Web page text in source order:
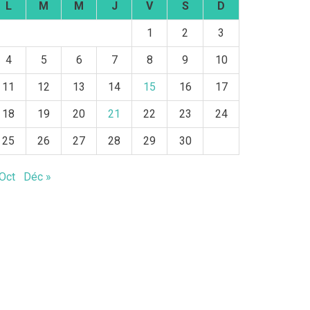
L M M J V S D
1 2 3
4 5 6 7 8 9 10
11 12 13 14 15 16 17
18 19 20 21 22 23 24
25 26 27 28 29 30
Déc »